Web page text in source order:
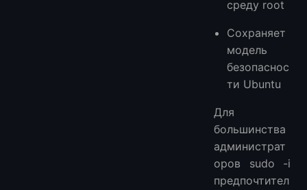
среду root
Сохраняет
модель
безопаснос
ти Ubuntu
Для
большинства
администрат
оров sudo -i
предпочтител